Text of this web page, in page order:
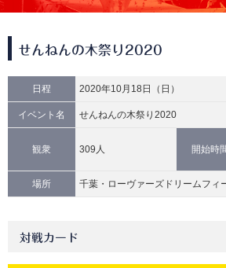
せんねんの木祭り2020
日程 2020年10月18日（日）
イベント名 せんねんの木祭り2020
観衆 309人 開始時
場所 千葉・ローヴァーズドリームフィ
対戦カード